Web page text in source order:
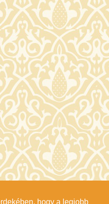
hogy a legjobb